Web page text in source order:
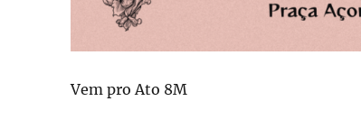
Vem pro Ato 8M